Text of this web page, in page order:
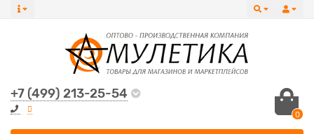
+7 (499) 213-25-54
0